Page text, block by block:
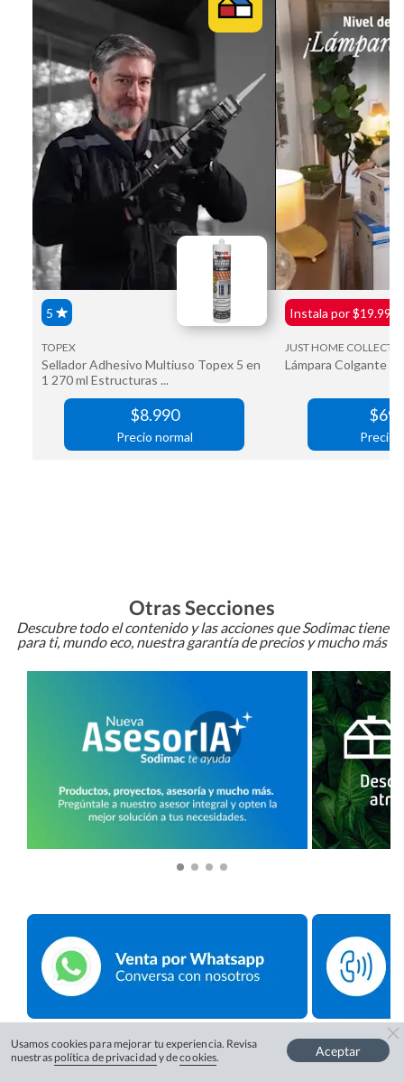
Otras Secciones
Descubre todo el contenido y las acciones que Sodimac tiene
para ti, mundo eco, nuestra garantía de precios y mucho más
Usamos cookies para mejorar tu experiencia. Revisa
nuestras política de privacidad y decookies. Aceptar